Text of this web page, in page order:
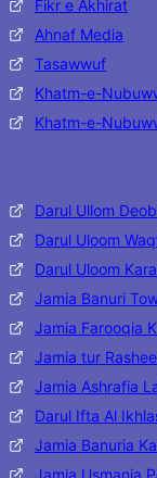
Fikr e Akhirat
Ahnaf Media
Tasawwuf
Khatm-e-
Khatm-e-